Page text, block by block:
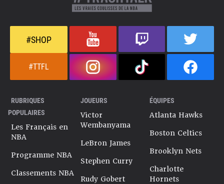
#SHOP
#TTFL
RUBRIQUES
POPULAIRES
Les Français en
NBA
Programme NBA
Classements NBA
JOUEURS
Victor
Wembanyama
LeBron James
Stephen Curry
Rudy Gobert
ÉQUIPES
Atlanta Hawks
Boston Celtics
Brooklyn Nets
Charlotte
Hornets